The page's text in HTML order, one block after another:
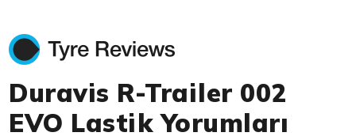
Duravis R-Trailer 002
EVO Lastik Yorumları